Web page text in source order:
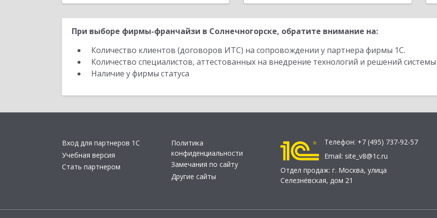
При выборе фирмы-франчайзи в Солнечногорске, обратите внимание на:
Количество клиентов (договоров ИТС) на сопровождении у партнера фирмы 1С.
Количество специалистов, аттестованных на внедрение технологий и решений
Наличие у фирмы статуса
Вход для партнеров 1С
Учебная версия
Стать партнером
Политика
конфиденциальности
Замечания по сайту
Другие сайты
Телефон: +7 (495) 737-92-57
Email: site_v8@1c.ru
Отдел продаж: г. Москва, улица
Селезнёвская, дом 21